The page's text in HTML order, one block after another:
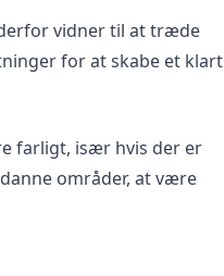
vidner til at træde
for at skabe et klart
farligt, især hvis der er
områder, at være